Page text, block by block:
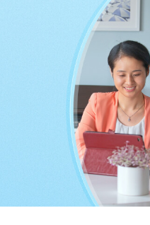
. 너의 마음과 영을 찾아 네
다. 더없이 피곤할 때도, 이
는 그이가 네가 언제 돌아오
그날을 기다리고 있다. 네
게 ‘아버지’가 생겼다는
다. 그는 답이 없는 응답을
하다. 이 지킴은 무기한일 수
있는지 알아야 한다.
1권 하나님의 현현과 사역ㆍ